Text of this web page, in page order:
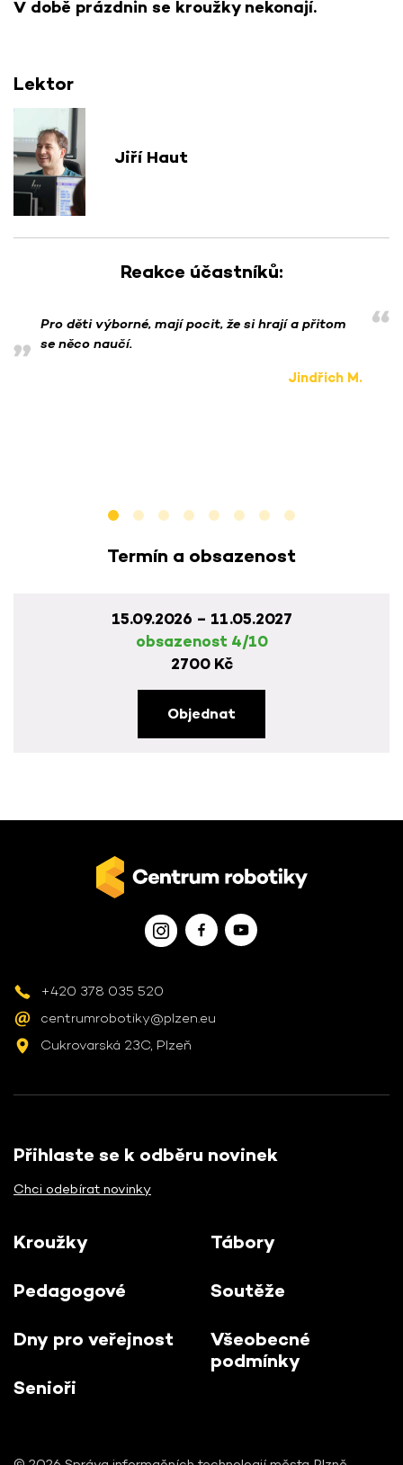
V době prázdnin se kroužky nekonají.
Lektor
Jiří Haut
Reakce účastníků:
Pro děti výborné, mají pocit, že si hrají a přitom
se něco naučí.
Jindřich M.
Termín a obsazenost
15.09.2026 – 11.05.2027
obsazenost 4/10
2700 Kč
Objednat
+420 378 035 520
centrumrobotiky@plzen.eu
Cukrovarská 23C, Plzeň
Přihlaste se k odběru novinek
Chci odebírat novinky
Kroužky
Pedagogové
Dny pro veřejnost
Senioři
Tábory
Soutěže
Všeobecné
podmínky